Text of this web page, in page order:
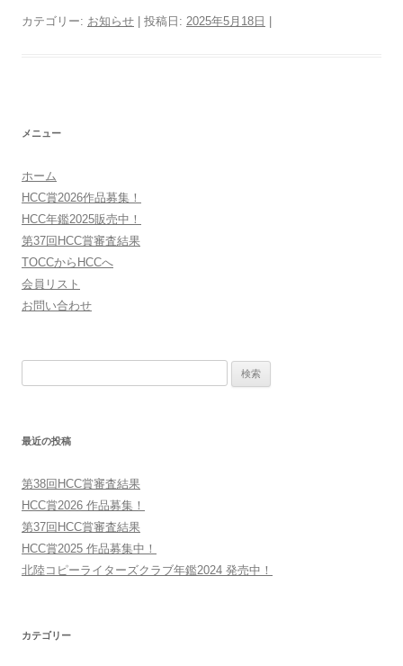
カテゴリー: お知らせ | 投稿日: 2025年5月18日
メニュー
ホーム
HCC賞2026作品募集！
HCC年鑑2025販売中！
第37回HCC賞審査結果
TOCCからHCCへ
会員リスト
お問い合わせ
最近の投稿
第38回HCC賞審査結果
HCC賞2026 作品募集！
第37回HCC賞審査結果
HCC賞2025 作品募集中！
北陸コピーライターズクラブ年鑑2024 発売中！
カテゴリー